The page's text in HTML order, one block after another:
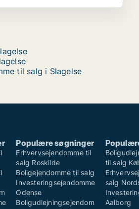
til salg i Slagelse
Populære søgninger
Erhvervsejendomme til
salg Roskilde
Boligejendomme til salg
Investeringsejendomme
Odense
Boligudlejningsejendom
til salg
salg
Aalborg